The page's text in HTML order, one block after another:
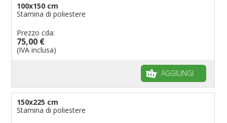
100x150 cm
Stamina di poliestere
Prezzo cda:
75,00 €
(IVA inclusa)
AGGIUNGI
150x225 cm
Stamina di poliestere